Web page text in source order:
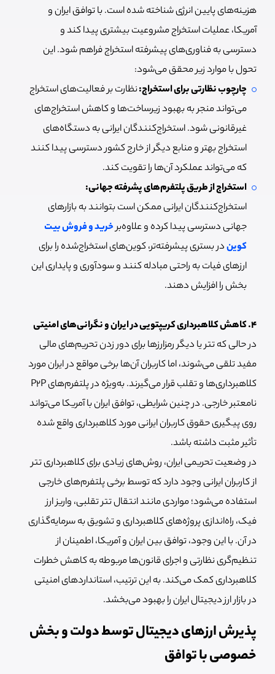
هزینه‌های پایین انرژی شناخته شده است. با توافق ایران و
آمریکا، عملیات استخراج مشروعیت بیشتری پیدا کند و
دسترسی به فناوری‌های پیشرفته استخراج فراهم شود. این
تحول با موارد زیر محقق می‌شود:
چارچوب نظارتی برای استخراج:نظارت بر فعالیت‌های استخراج
می‌تواند منجر به بهبود زیرساخت‌ها و کاهش استخراج‌های
غیرقانونی شود. استخراج‌کنندگان ایرانی به دستگاه‌های
استخراج بهتر و منابع دیگر از خارج کشور دسترسی پیدا کنند
که می‌تواند عملکرد آن‌ها را تقویت کند.
استخراج از طریق پلتفرم‌های پشرفته جهانی:
استخراج‌کنندگان ایرانی ممکن است بتوانند به بازارهای
جهانی دسترسی پیدا کرده و علاوه‌برخرید و فروش بیت
کویندر بستری پیشرفته‌تر، کوین‌های استخراج‌شده را برای
ارزهای فیات به راحتی مبادله کنند و سودآوری و پایداری این
بخش را افزایش دهند.
۴. کاهش کلاهبرداری کریپتویی در ایران و نگرانی‌های امنیتی
در حالی که تتر یا دیگر رمزارزها برای دور زدن تحریم‌های مالی
مفید تلقی می‌شوند، اما کاربران آن‌ها برخی مواقع در ایران مورد
کلاهبرداری‌ها و تقلب قرار می‌گیرند. به‌ویژه در پلتفرم‌های P2P
نامعتبر خارجی. در چنین شرایطی، توافق ایران با آمریکا می‌تواند
روی پیگیری حقوق کاربران ایرانی مورد کلاهبرداری واقع شده
تأثیر مثبت داشته باشد.
در وضعیت تحریمی ایران، روش‌های زیادی برای کلاهبرداری تتر
از کاربران ایرانی وجود دارد که توسط برخی پلتفرم‌های خارجی
استفاده می‌شود؛ مواردی مانند انتقال تتر تقلبی، واریز ارز
فیک، راه‌اندازی پروژه‌های کلاهبرداری و تشویق به سرمایه‌گذاری
در آن. با این وجود، توافق بین ایران و آمریکا، اطمینان از
تنظیم‌گری نظارتی و اجرای قانون‌ها مربوطه به کاهش خطرات
کلاهبرداری کمک می‌کند. به این ترتیب، استانداردهای امنیتی
در بازار ارز دیجیتال ایران را بهبود می‌بخشد.
پذیرش ارزهای دیجیتال توسط دولت و بخش
خصوصی با توافق